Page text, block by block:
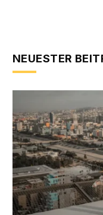
NEUESTER